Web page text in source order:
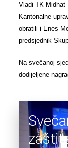
Vladi TK Midhat
Kantonalne
obratili i Enes
predsjednik
Na svečanoj
dodijeljene